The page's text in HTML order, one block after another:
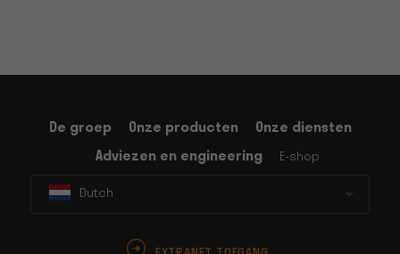
De groep Onze producten
Onze diensten
Adviezen en engineering
E-shop
Dutch